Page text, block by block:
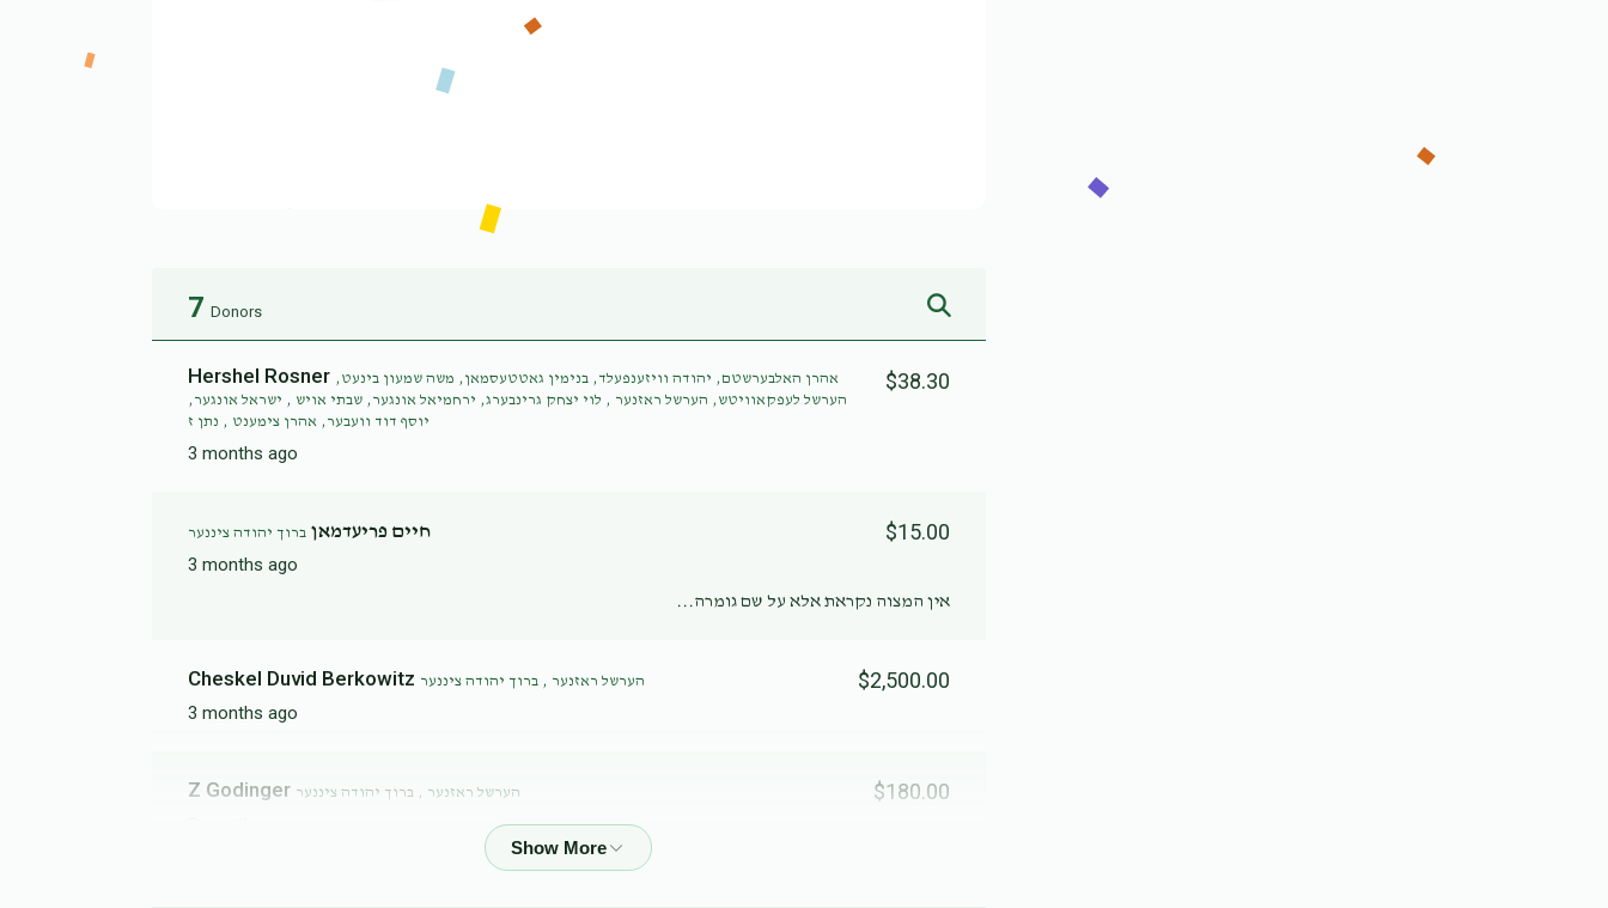
7 Donors
Hershel Rosner אהרן האלבערשטם, יהודה וויזענפעלד, בנימין גאטטעסמאן, משה שמעון בינעט,
הערשל לעפקאוויטש, הערשל ראזנער , לוי יצחק גרינבערג, ירחמיאל אונגער, שבתי אויש , ישראל אונגער,
יוסף דוד וועבער, אהרן צימענט , נתן ז
3 months ago
$38.30
חיים פריעדמאן ברוך יהודה ציננער
3 months ago
$15.00
אין המצוה נקראת אלא על שם גומרה...
Cheskel Duvid Berkowitz הערשל ראזנער , ברוך יהודה ציננער
3 months ago
$2,500.00
Z Godinger הערשל ראזנער , ברוך יהודה ציננער $180.00